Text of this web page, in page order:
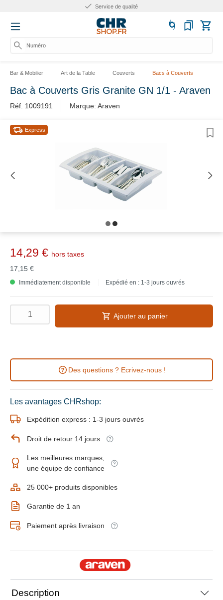
Service de qualité
Numéro d
Bar & Mobilier Art de la Table Couverts Bacs à Couverts
Bac à Couverts Gris Granite GN 1/1 - Araven
Réf. 1009191 Marque: Araven
Express
14,29 € hors taxes
17,15 €
Immédiatement disponible Expédié en : 1-3 jours ouvrés
Ajouter au panier
Des questions ? Ecrivez-nous !
Les avantages CHRshop:
Expédition express : 1-3 jours ouvrés
Droit de retour 14 jours
Les meilleures marques,
une équipe de confiance
25 000+ produits disponibles
Garantie de 1 an
Paiement après livraison
Description